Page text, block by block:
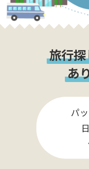
旅行
あ
パ